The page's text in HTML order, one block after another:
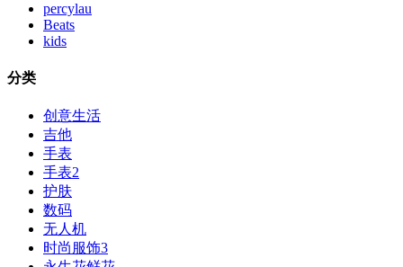
percylau
Beats
kids
分类
创意生活
吉他
手表
手表2
护肤
数码
无人机
时尚服饰3